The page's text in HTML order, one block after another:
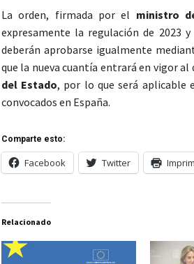
La orden, firmada por el ministro
expresamente la regulación de 2023
deberán aprobarse igualmente
que la nueva cuantía entrará en vigor
del Estado, por lo que será aplicable
convocados en España.
Comparte esto:
Facebook Twitter
Relacionado